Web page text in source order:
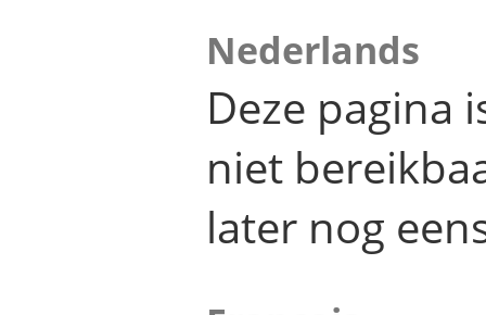
Nederlands
Deze pagina
niet
later nog